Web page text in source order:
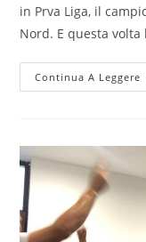
in Prva Liga, il
Nord. E questa
Continua A Leggere